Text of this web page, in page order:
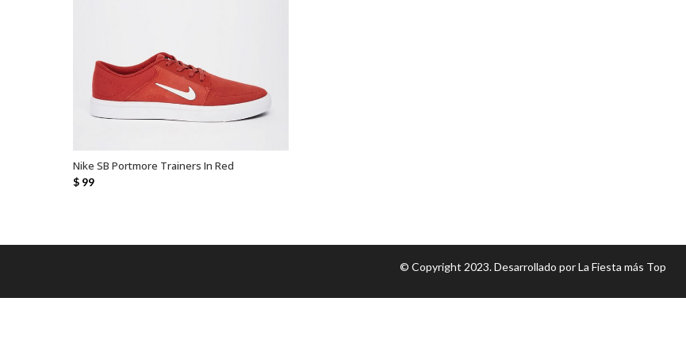
AÑADIR AL CARRITO
Nike SB Portmore Trainers In Red
$ 99
© Copyright 2023. Desarrollado porLa Fiesta más Top